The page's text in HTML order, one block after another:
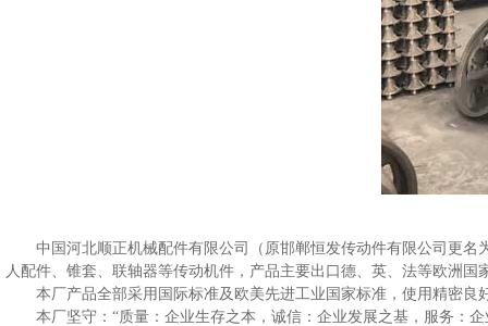
中国河北顺正机械配件有限公司（原邯郸恒发传动件有限公司更名
人配件、锥套、联轴器等传动机件，产品主要出口德、英、法等欧洲
本厂产品全部采用国际标准及欧美先进工业国家标准，使用精密
本厂坚守：“质量：企业生存之本，诚信：企业发展之基，服务：